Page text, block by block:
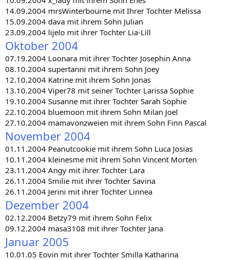
14.09.2004 mrsWinterbourne mit Ihrer Tochter Melissa
15.09.2004 dava mit ihrem Sohn Julian
23.09.2004 lijelo mit ihrer Tochter Lia-Lill
Oktober 2004
07.19.2004 Loonara mit ihrer Tochter Josephin Anna
08.10.2004 supertanni mit ihrem Sohn Joey
12.10.2004 Katrine mit ihrem Sohn Jonas
13.10.2004 Viper78 mit seiner Tochter Larissa Sophie
19.10.2004 Susanne mit ihrer Tochter Sarah Sophie
22.10.2004 bluemoon mit ihrem Sohn Milan Joel
27.10.2004 mamavonzweien mit ihrem Sohn Finn Pascal
November 2004
01.11.2004 Peanutcookie mit ihrem Sohn Luca Josias
10.11.2004 kleinesme mit ihrem Sohn Vincent Morten
23.11.2004 Angy mit ihrer Tochter Lara
26.11.2004 Smilie mit ihrer Tochter Savina
26.11.2004 Jerini mit ihrer Tochter Linnea
Dezember 2004
02.12.2004 Betzy79 mit ihrem Sohn Felix
09.12.2004 masa3108 mit ihrer Tochter Jana
Januar 2005
10.01.05 Eovin mit ihrer Tochter Smilla Katharina